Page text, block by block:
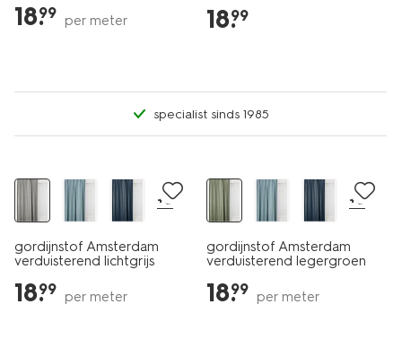
18.
99 per meter 18.
99
specialist sinds 1985
+8
gordijnstof Amsterdam
verduisterend lichtgrijs
18.
99 per meter
+8
gordijnstof Amsterdam
verduisterend legergroen
18.
99 per meter